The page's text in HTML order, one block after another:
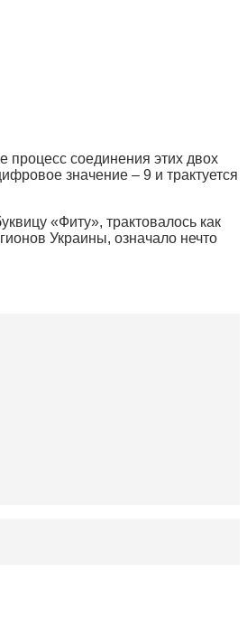
процесс соединения этих двох
значение – 9 и трактуется
«Фиту», трактовалось как
Украины, означало нечто